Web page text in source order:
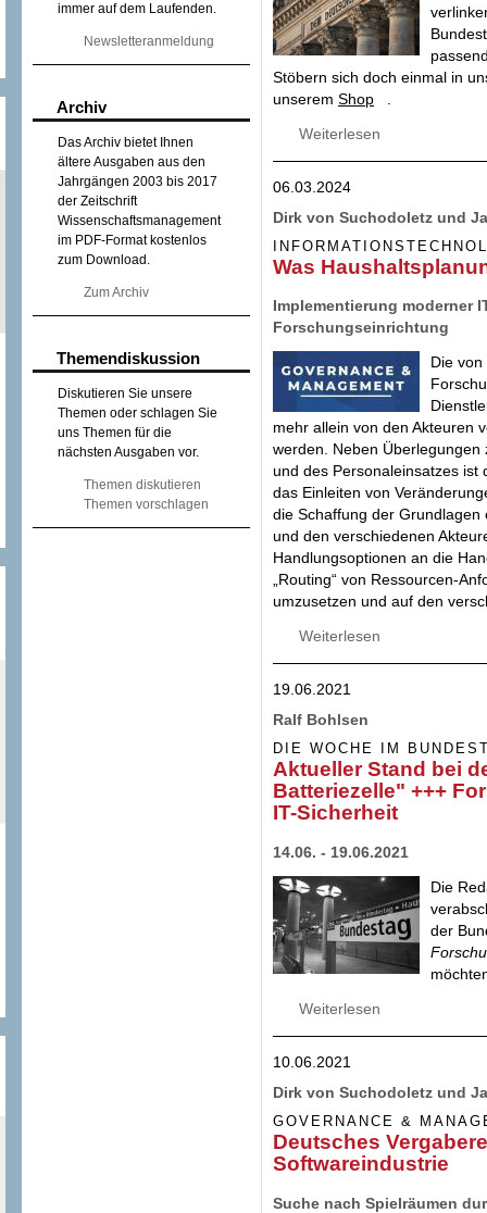
immer auf dem Laufenden.
Newsletteranmeldung
Archiv
Das Archiv bietet Ihnen
ältere Ausgaben aus den
Jahrgängen 2003 bis 2017
der Zeitschrift
Wissenschaftsmanagement
im PDF-Format kostenlos
zum Download.
Zum Archiv
Themendiskussion
Diskutieren Sie unsere
Themen oder schlagen Sie
uns Themen für die
nächsten Ausgaben vor.
Themen diskutieren
Themen vorschlagen
Stöbern sich doch einmal in
unserem Shop
Weiterlesen
06.03.2024
Dirk von Suchodoletz und
Was
Implementierung moderner
Forschungseinrichtung
Die
mehr allein von den Akteuren
werden. Neben
und des Personaleinsatzes ist
das Einleiten von
die Schaffung der
und den verschiedenen
Handlungsoptionen an die
„Routing“ von Ressourcen-
umzusetzen und auf den
Weiterlesen
19.06.2021
Ralf Bohlsen
DIE WOCHE IM
Aktueller Stand bei
Batteriezelle" +++
IT-Sicherheit
14.06. - 19.06.2021
Die
der
Weiterlesen
10.06.2021
Dirk von Suchodoletz und
GOVERNANCE &
Deutsches
Softwareindustrie
Suche nach Spielräumen